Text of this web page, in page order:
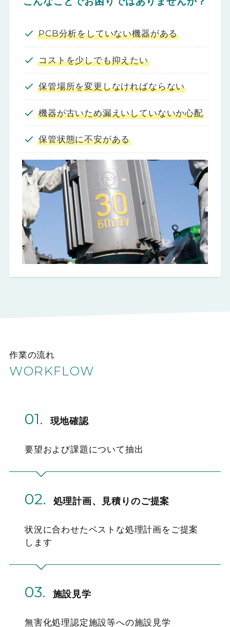
PCB分析をしていない機器がある
コストを少しでも抑えたい
保管場所を変更しなければならない
機器が古いため漏えいしていないか心配
保管状態に不安がある
作業の流れ
WORKFLOW
01. 現地確認
要望および課題について抽出
02. 処理計画、見積りのご提案
状況に合わせたベストな処理計画をご提案
します
03. 施設見学
無害化処理認定施設等への施設見学